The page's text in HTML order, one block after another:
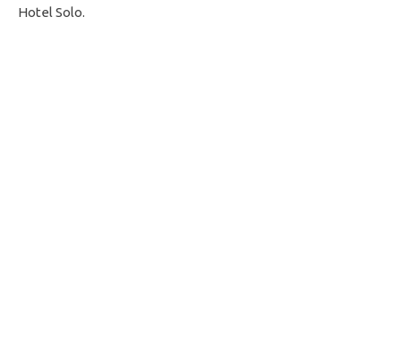
Hotel Solo.